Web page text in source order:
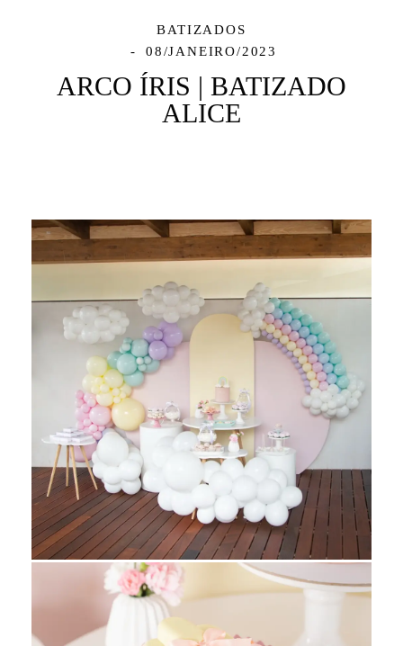
BATIZADOS
08/JANEIRO/2023
ARCO ÍRIS | BATIZADO
ALICE